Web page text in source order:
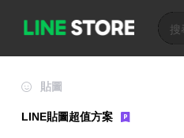
貼圖
LINE貼圖超值方案